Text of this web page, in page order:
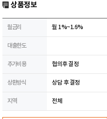
상품정보
월금리 월 1%~1.6%
대출한도
추가비용 협의후 결정
상환방식 상담 후 결정
지역 전체